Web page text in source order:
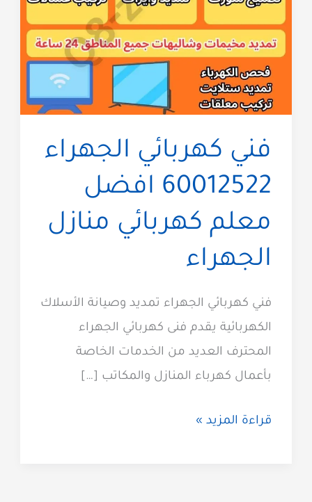
فني كهربائي الجهراء
60012522 افضل
معلم كهربائي منازل
الجهراء
فني كهربائي الجهراء تمديد وصيانة الأسلاك
الكهربائية يقدم فنى كهربائي الجهراء
المحترف العديد من الخدمات الخاصة
بأعمال كهرباء المنازل والمكاتب […]
فني
قراءة المزيد »